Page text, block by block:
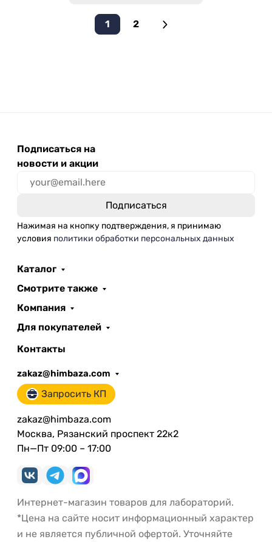
1 2
Подписаться на
новости и акции
Нажимая на кнопку подтверждения, я принимаю
условия политики обработки персональных данных
Каталог
Смотрите также
Компания
Для покупателей
Контакты
zakaz@himbaza.com
Запросить КП
zakaz@himbaza.com
Москва, Рязанский проспект 22к2
Пн—Пт 09:00 – 17:00
Интернет-магазин товаров для лабораторий.
*Цена на сайте носит информационный характер
и не является публичной офертой. Уточняйте